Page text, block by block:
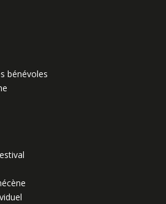
bénévoles